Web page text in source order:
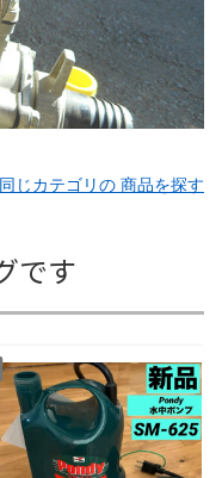
同じカテゴリの 商品を探す
です